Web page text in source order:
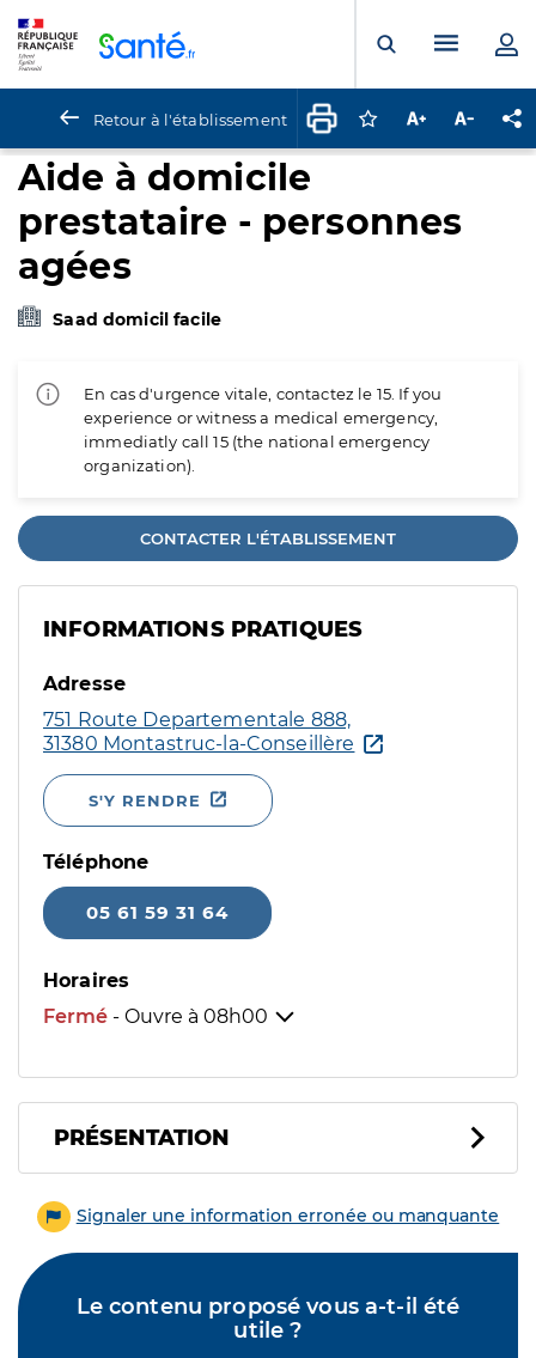
Ouvrir laMenu
Retour à l'établissement Connectez-vous
Augmenter la
Aide à domicile
prestataire - personnes
agées
Saad domicil facile
En cas d'urgence vitale, contactez le 15. If you
experience or witness a medical emergency,
immediatly call 15 (the national emergency
organization).
CONTACTER L'ÉTABLISSEMENT
INFORMATIONS PRATIQUES
Adresse
751 Route Departementale 888,
31380 Montastruc-la-Conseillère
S'Y RENDRE
Téléphone
05 61 59 31 64
Horaires
Fermé - Ouvre à 08h00
PRÉSENTATION
Signaler une information erronée ou manquante
Le contenu proposé vous a-t-il été
utile ?